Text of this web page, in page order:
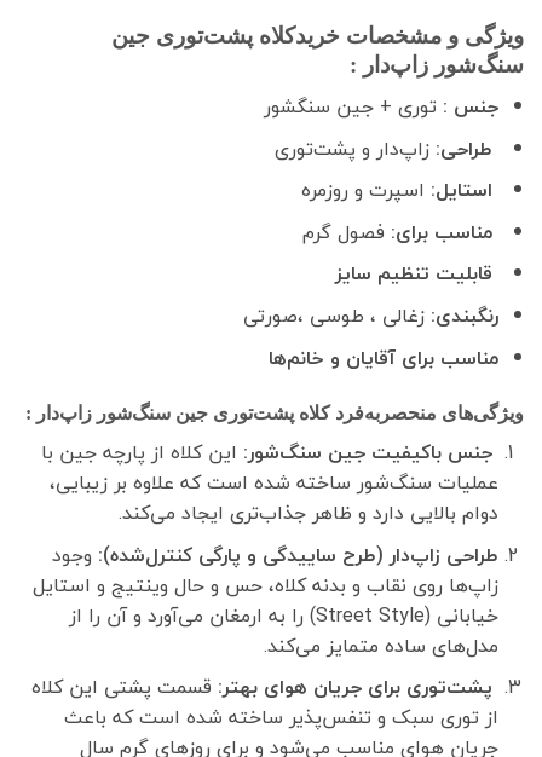
ویژگی‌ و مشخصات خریدکلاه پشت‌توری جین
سنگ‌شور زاپ‌دار :
جنس : توری + جین سنگشور
طراحی:زاپ‌دار و پشت‌توری
استایل:اسپرت و روزمره
مناسب برای:فصول گرم
قابلیت تنظیم سایز
رنگبندی:زغالی ، طوسی ،صورتی
مناسب برای آقایان و خانم‌ها
ویژگی‌های منحصربه‌فرد کلاه پشت‌توری جین سنگ‌شور زاپ‌دار :
جنس باکیفیت جین سنگ‌شور: این کلاه از پارچه جین با
عملیات سنگ‌شور ساخته شده است که علاوه بر زیبایی،
دوام بالایی دارد و ظاهر جذاب‌تری ایجاد می‌کند.
طراحی زاپ‌دار (طرح ساییدگی و پارگی کنترل‌شده): وجود
زاپ‌ها روی نقاب و بدنه کلاه، حس و حال وینتیج و استایل
خیابانی (Street Style) را به ارمغان می‌آورد و آن را از
مدل‌های ساده متمایز می‌کند.
پشت‌توری برای جریان هوای بهتر: قسمت پشتی این کلاه
از توری سبک و تنفس‌پذیر ساخته شده است که باعث
جریان هوای مناسب می‌شود و برای روزهای گرم سال